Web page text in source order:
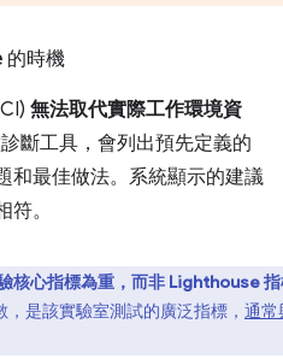
的時機
無法取代實際工作環境資
斷工具，會列出預先定義的
和最佳做法。系統顯示的建議
。
核心指標為重，而非 Lighthouse
是該實驗室測試的廣泛指標， 通常